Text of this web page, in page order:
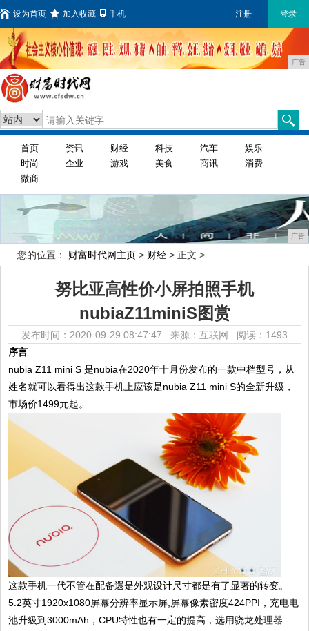
设为首页 加入收藏 手机 注册 登录
广告
首页 资讯 财经 科技 汽车
娱乐
时尚
企业 游戏 美食 商讯
消费
微商
广告
您的位置： 财富时代网主页 > 财经 > 正文 >
努比亚高性价小屏拍照手机
nubiaZ11miniS图赏
发布时间：2020-09-29 08:47:47 来源：互联网 阅读：1493
序言
nubia Z11 mini S 是nubia在2020年十月份发布的一款中档型号，从
姓名就可以看得出这款手机上应该是nubia Z11 mini S的全新升级，
市场价1499元起。
这款手机一代不管在配备還是外观设计尺寸都是有了显著的转变。
5.2英寸1920x1080屏幕分辨率显示屏,屏幕像素密度424PPI，充电电
池升級到3000mAh，CPU特性也有一定的提高，选用骁龙处理器